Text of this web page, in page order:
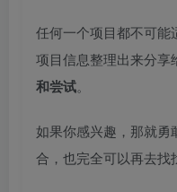
任何一个项目都不可能
项目信息整理出来分享
和尝试。
如果你感兴趣，那就勇
合，也完全可以再去找